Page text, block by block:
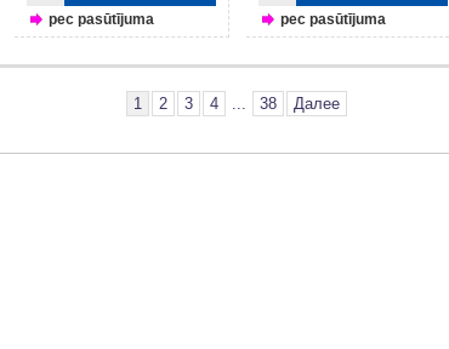
pec pasūtījuma pec pasūtījuma
1 2 3 4 38 Далее